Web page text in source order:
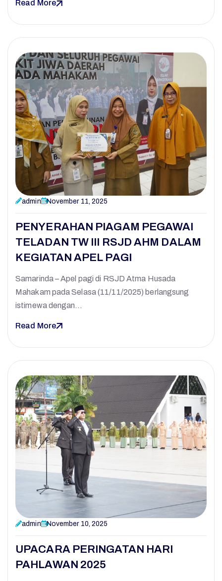
Read More
admin November 11, 2025
PENYERAHAN PIAGAM PEGAWAI
TELADAN TW III RSJD AHM DALAM
KEGIATAN APEL PAGI
Samarinda – Apel pagi di RSJD Atma Husada
Mahakam pada Selasa (11/11/2025) berlangsung
istimewa dengan…
Read More
admin November 10, 2025
UPACARA PERINGATAN HARI
PAHLAWAN 2025